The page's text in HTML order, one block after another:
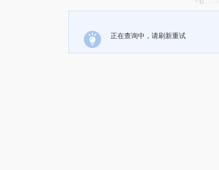
正在查询中，请刷新重试